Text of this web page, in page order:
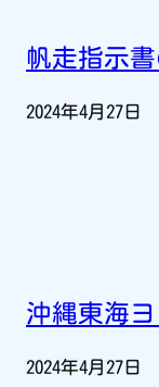
帆走指示
2024年4月27日
沖縄東海
2024年4月27日